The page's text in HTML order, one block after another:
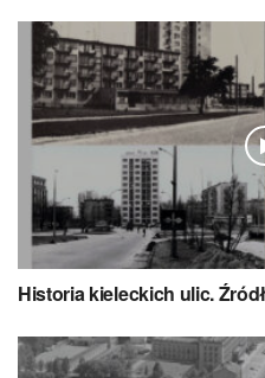
Historia kieleckich ulic.